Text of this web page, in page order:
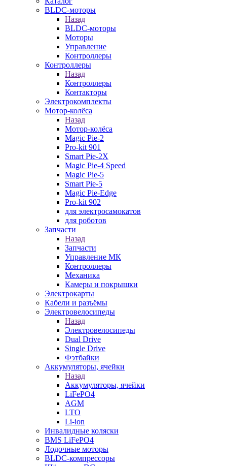
BLDC-моторы
Назад
BLDC-моторы
Моторы
Управление
Контроллеры
Контроллеры
Назад
Контроллеры
Контакторы
Электрокомплекты
Мотор-колёса
Назад
Мотор-колёса
Magic Pie-2
Pro-kit 901
Smart Pie-2X
Magic Pie-4 Speed
Magic Pie-5
Smart Pie-5
Magic Pie-Edge
Pro-kit 902
для электросамокатов
для роботов
Запчасти
Назад
Запчасти
Управление МК
Контроллеры
Механика
Камеры и покрышки
Электрокарты
Кабели и разъёмы
Электровелосипеды
Назад
Электровелосипеды
Dual Drive
Single Drive
Фэтбайки
Аккумуляторы, ячейки
Назад
Аккумуляторы, ячейки
LiFePO4
AGM
LTO
Li-ion
Инвалидные коляски
BMS LiFePO4
Лодочные моторы
BLDC-компрессоры